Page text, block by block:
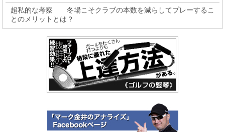
超私的な考察 冬場こそクラブの本数を減らしてプレーするこ
とのメリットとは？